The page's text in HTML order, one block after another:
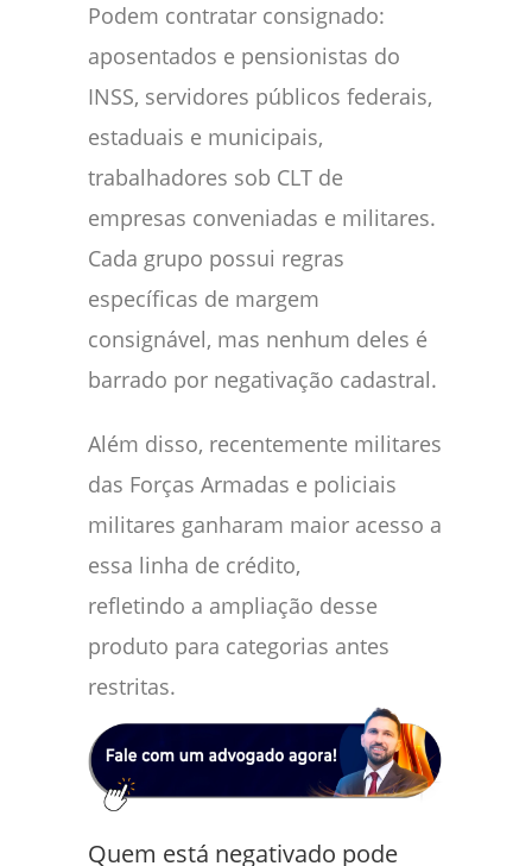
Podem contratar consignado:
aposentados e pensionistas do
INSS, servidores públicos federais,
estaduais e municipais,
trabalhadores sob CLT de
empresas conveniadas e militares.
Cada grupo possui regras
específicas de margem
consignável, mas nenhum deles é
barrado por negativação cadastral.
Além disso, recentemente militares
das Forças Armadas e policiais
militares ganharam maior acesso a
essa linha de crédito,
refletindo a ampliação desse
produto para categorias antes
restritas.
Quem está negativado pode